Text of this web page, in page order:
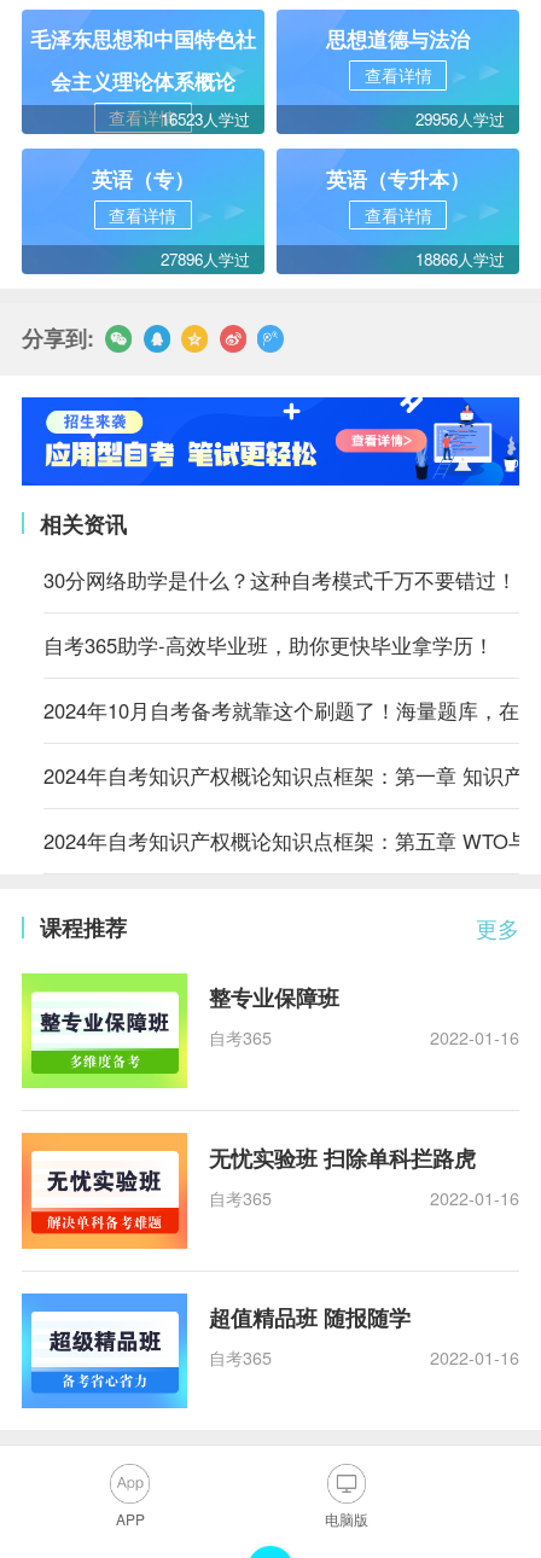
毛泽东思想和中国特色社
会主义理论体系概论
查看详情16523人学过
思想道德与法治
查看详情
29956人学过
英语（专）
查看详情
27896人学过
英语（专升本）
查看详情
18866人学过
分享到:
相关资讯
30分网络助学是什么？这种自考模式千万不要错过！
自考365助学-高效毕业班，助你更快毕业拿学历！
2024年10月自考备考就靠这个刷题了！海量题库，在
2024年自考知识产权概论知识点框架：第一章 知识产
2024年自考知识产权概论知识点框架：第五章 WTO与
更多
课程推荐
整专业保障班
自考365 2022-01-16
无忧实验班 扫除单科拦路虎
自考365 2022-01-16
超值精品班 随报随学
自考365 2022-01-16
APP 电脑版